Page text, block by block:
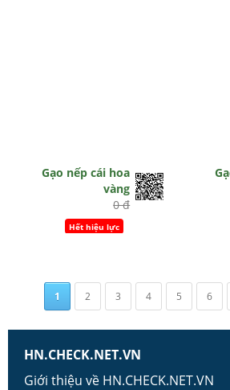
Gạo nếp cái hoa
vàng
0 đ
Hết hiệu lực
1 2 3 4 5 6
HN.CHECK.NET.VN
Giới thiệu về HN.CHECK.NET.VN